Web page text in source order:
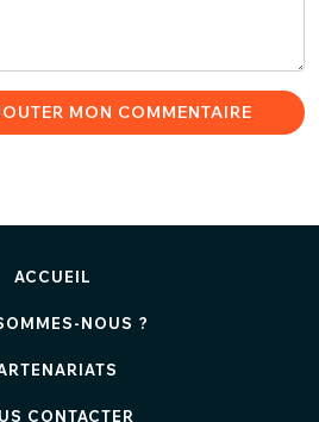
MON COMMENTAIRE
ACCUEIL
NOUS ?
CONTACTER